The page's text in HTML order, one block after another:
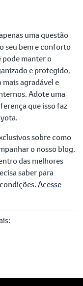
uma questão
seu bem e conforto
pode manter o
e protegido,
agradável e
Adote uma
que isso faz
sobre como
o nosso blog.
das melhores
saber para
Acesse